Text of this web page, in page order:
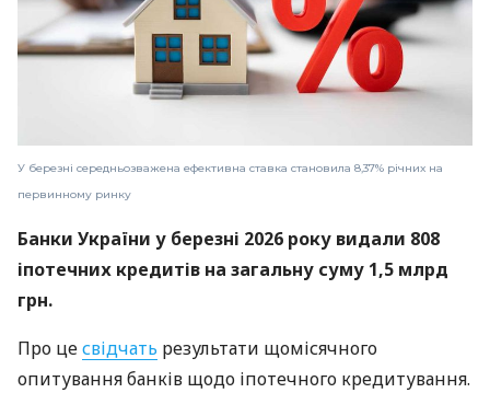
У березні середньозважена ефективна ставка становила 8,37% річних на
первинному ринку
Банки України у березні 2026 року видали 808
іпотечних кредитів на загальну суму 1,5 млрд
грн.
Про цесвідчать результати щомісячного
опитування банків щодо іпотечного кредитування.